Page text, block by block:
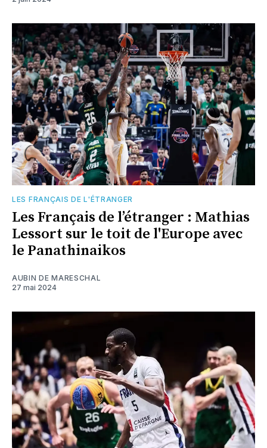
LES FRANÇAIS DE L'ÉTRANGER
Les Français de l’étranger : Mathias
Lessort sur le toit de l'Europe avec
le Panathinaikos
AUBIN DE MARESCHAL
27 mai 2024